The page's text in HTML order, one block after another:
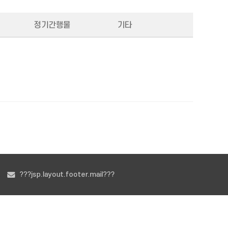
정기간행물 기타
???jsp.layout.footer.mail???